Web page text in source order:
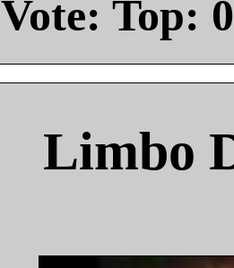
Vote: Top: 0
Limbo